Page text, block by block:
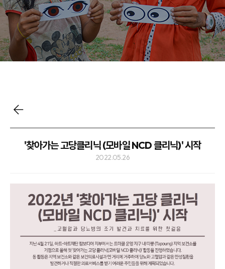
사업소식
'찾아가는 고당클리닉 (모바일 NCD 클리닉)' 시작
2022.05.26